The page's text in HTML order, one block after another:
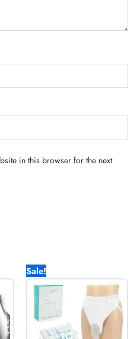
in this browser for the next
.
Sale!
price
1,490.00৳ .
price
is:
870.00৳ .